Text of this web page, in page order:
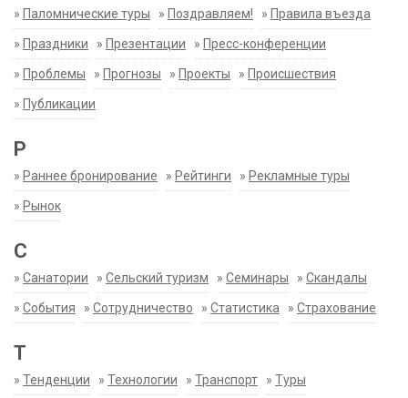
» Паломнические туры » Поздравляем! » Правила въезда
» Праздники » Презентации » Пресс-конференции
» Проблемы » Прогнозы » Проекты » Происшествия
» Публикации
Р
» Раннее бронирование » Рейтинги » Рекламные туры
» Рынок
С
» Санатории » Сельский туризм » Семинары » Скандалы
» События » Сотрудничество » Статистика » Страхование
Т
» Тенденции » Технологии » Транспорт » Туры